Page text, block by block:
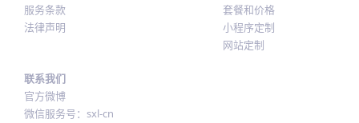
服务条款
法律声明
套餐和价格
小程序定制
网站定制
联系我们
官方微博
微信服务号：sxl-cn